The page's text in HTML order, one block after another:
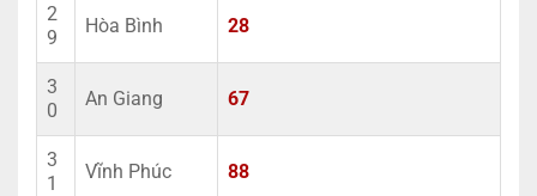
2
9
Hòa Bình 28
3
0
An Giang 67
3
1
Vĩnh Phúc 88